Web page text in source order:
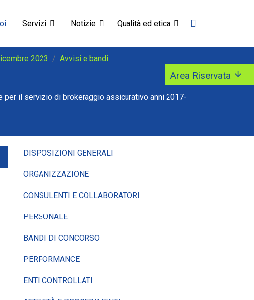
Servizi Notizie Qualità ed etica
2023 Avvisi e bandi
il servizio di brokeraggio assicurativo anni 2017-
DISPOSIZIONI GENERALI
ORGANIZZAZIONE
CONSULENTI E COLLABORATORI
PERSONALE
BANDI DI CONCORSO
PERFORMANCE
ENTI CONTROLLATI
Area Riservata